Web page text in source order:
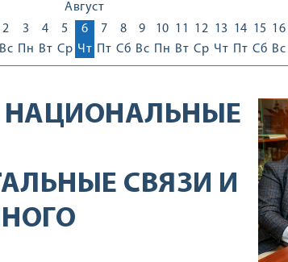
Август
2
Вс
3
Пн
4
Вт
5
Ср
6
Чт
7
Пт
8
Сб
9
Вс
10
Пн
11
Вт
12
Ср
13
Чт
14
Пт
15
Сб
16
Вс
НАЦИОНАЛЬНЫЕ
СВЯЗИ И